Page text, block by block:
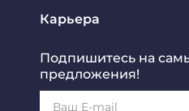
Карьера
Подпишитесь на
предложения!